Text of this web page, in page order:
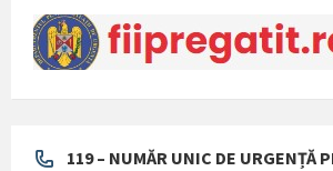
119 – NUMĂR UNIC DE URGENȚĂ